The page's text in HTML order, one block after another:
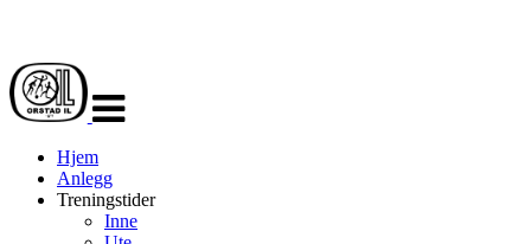
navigasjon
Hjem
Anlegg
Treningstider
Inne